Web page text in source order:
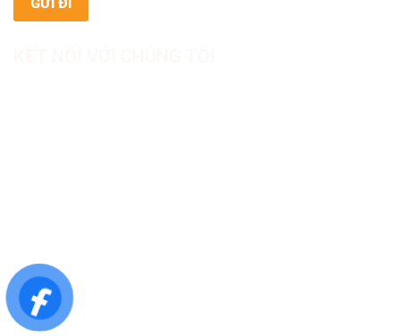
Website: https://asialab.com.vn/
Email: giacongasialab@gmail.com